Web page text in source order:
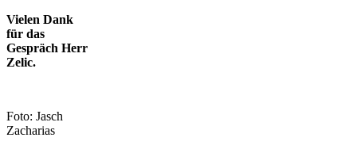
Vielen Dank
für das
Gespräch Herr
Zelic.
Foto: Jasch
Zacharias